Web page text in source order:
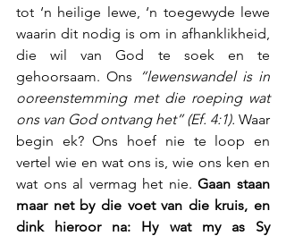
tot ‘n heilige lewe, ‘n toegewyde lewe
waarin dit nodig is om in afhanklikheid,
die wil van God te soek en te
gehoorsaam. Ons
“lewenswandel is in
ooreenstemming met die roeping wat
ons van God ontvang het” (Ef. 4:1). Waar
begin ek? Ons hoef nie te loop en
vertel wie en wat ons is, wie ons ken en
wat ons al vermag het nie. Gaan staan
maar net by die voet van die kruis, en
dink hieroor na: Hy wat my as Sy